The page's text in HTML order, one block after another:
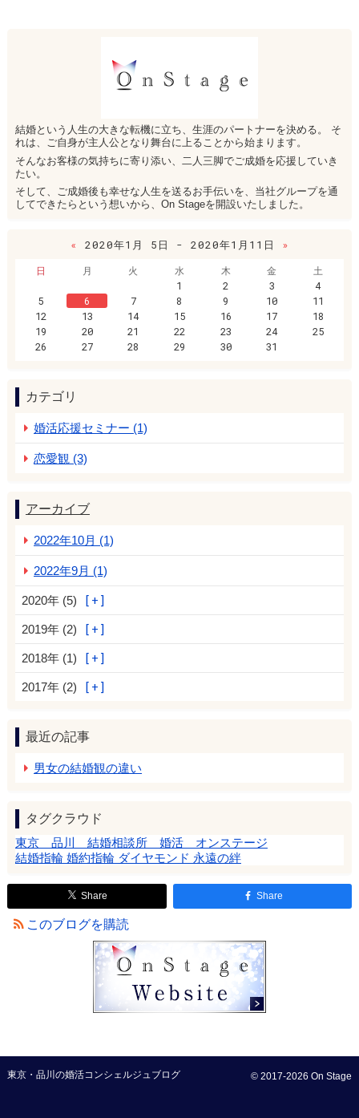
結婚という人生の大きな転機に立ち、生涯のパートナーを決める。 そ
れは、ご自身が主人公となり舞台に上ることから始まります。
そんなお客様の気持ちに寄り添い、二人三脚でご成婚を応援していき
たい。
そして、ご成婚後も幸せな人生を送るお手伝いを、当社グループを通
してできたらという想いから、On Stageを開設いたしました。
« 2020年1月 5日 - 2020年1月11日
»
日
月 火 水 木 金
土
1
2 3
4
5
6 7 8 9 10
11
12
13 14 15 16 17
18
19
20 21 22 23 24
25
26
27 28 29 30 31
カテゴリ
婚活応援セミナー (1)
恋愛観 (3)
アーカイブ
2022年10月 (1)
2022年9月 (1)
2020年 (5)
2019年 (2)
2018年 (1)
2017年 (2)
最近の記事
男女の結婚観の違い
タグクラウド
東京 品川 結婚相談所 婚活 オンステージ
結婚指輪 婚約指輪 ダイヤモンド 永遠の絆
Share Share
このブログを購読
© 2017-2026 On Stage
東京・品川の婚活コンシェルジュブログ